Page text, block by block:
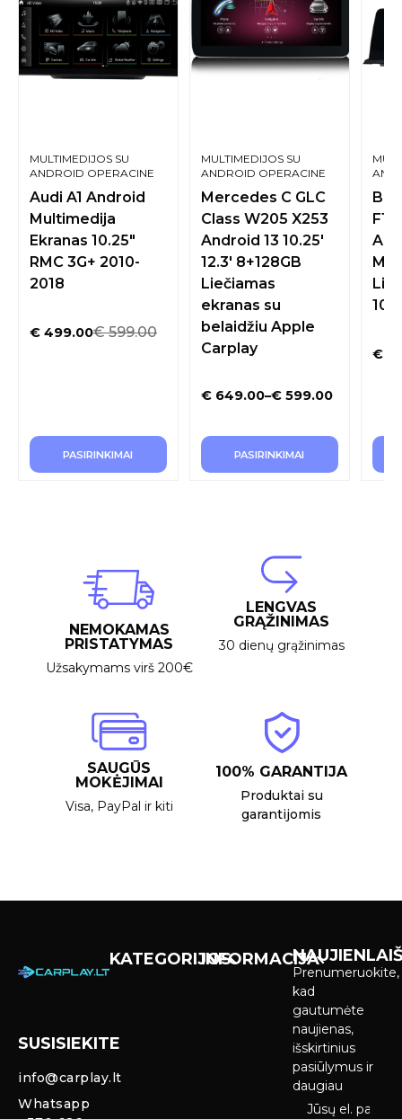
MULTIMEDIJOS SU
ANDROID OPERACINE
Audi A1 Android
Multimedija
Ekranas 10.25″
RMC 3G+ 2010-
2018
€599.00
€ 499.00
PASIRINKIMAI
MULTIMEDIJOS SU
ANDROID OPERACINE
Mercedes C GLC
Class W205 X253
Android 13 10.25′
12.3′ 8+128GB
Liečiamas
ekranas su
belaidžiu Apple
Carplay
€599.00
–
€649.00
PASIRINKIMAI
€
NEMOKAMAS
PRISTATYMAS
Užsakymams virš 200€
LENGVAS
GRĄŽINIMAS
30 dienų grąžinimas
SAUGŪS
MOKĖJIMAI
Visa, PayPal ir kiti
100% GARANTIJA
Produktai su
garantijomis
SUSISIEKITE
info@carplay.lt
Whatsapp
KATEGORIJOS
galinio vaizdo
INFORMACIJA
Prenumeruokite,
kad
gautumėte
naujienas,
išskirtinius
pasiūlymus ir
daugiau